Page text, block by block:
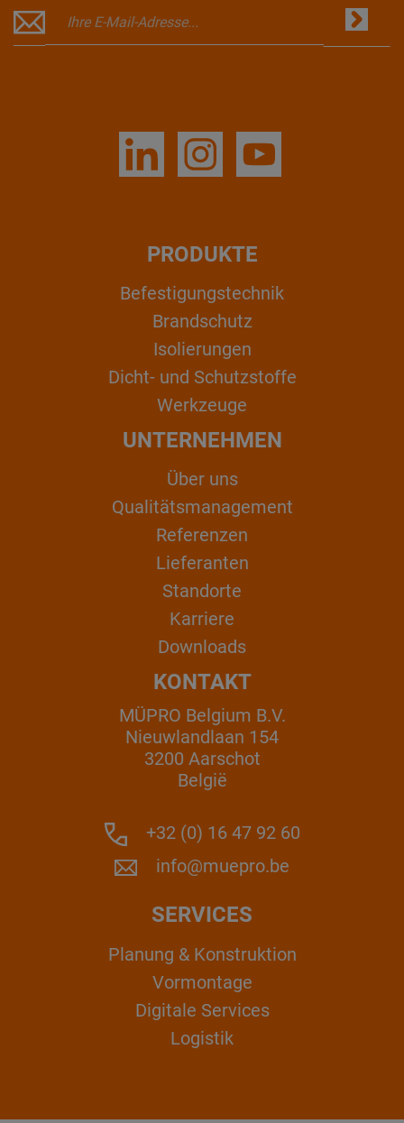
PRODUKTE
Befestigungstechnik
Brandschutz
Isolierungen
Dicht- und Schutzstoffe
Werkzeuge
UNTERNEHMEN
Über uns
Qualitätsmanagement
Referenzen
Lieferanten
Standorte
Karriere
Downloads
KONTAKT
MÜPRO Belgium B.V.
Nieuwlandlaan 154
3200 Aarschot
België
+32 (0) 16 47 92 60
info@muepro.be
SERVICES
Planung & Konstruktion
Vormontage
Digitale Services
Logistik